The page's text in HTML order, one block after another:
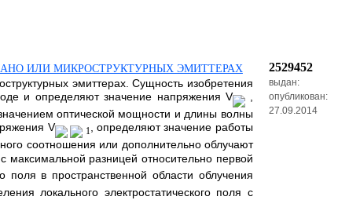
ИЛИ МИКРОСТРУКТУРНЫХ ЭМИТТЕРАХ
эмиттерах. Сущность изобретения
и определяют значение напряжения V
оптической мощности и длины волны
V 1
, определяют значение работы
соотношения или дополнительно облучают
максимальной разницей относительно первой
поля в пространственной области облучения
локального электростатического поля с
2529452
выдан:
опубликован:
27.09.2014